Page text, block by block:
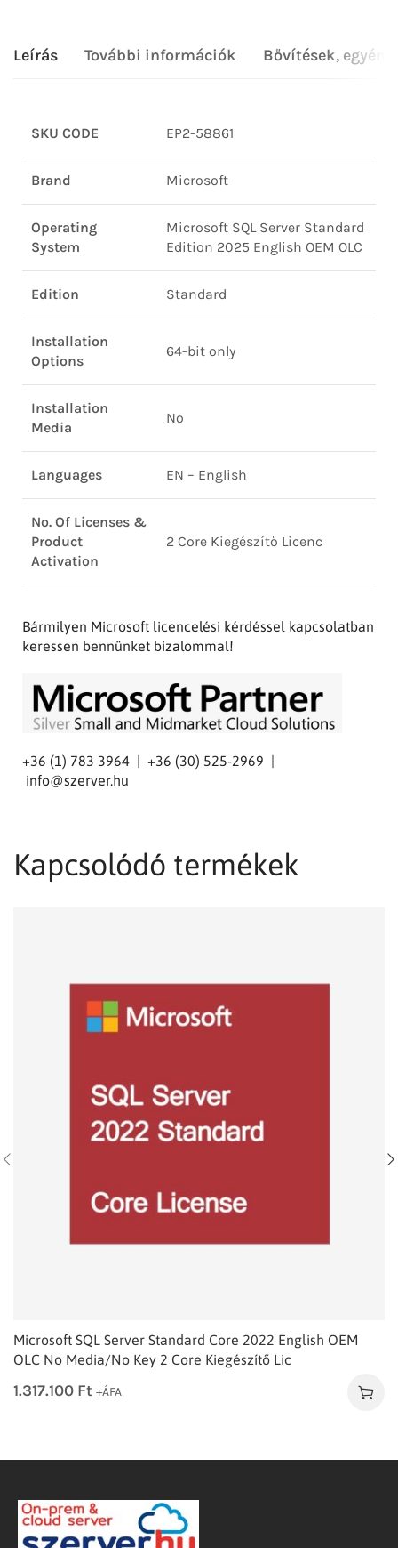
Leírás További információk Bővítések,
SKU CODE EP2-58861
Brand Microsoft
Operating
System
Microsoft SQL Server Standard
Edition 2025 English OEM OLC
Edition Standard
Installation
Options
64-bit only
Installation
Media
No
Languages EN – English
No. Of Licenses &
Product
Activation
2 Core Kiegészítő Licenc
Bármilyen Microsoft licencelési kérdéssel kapcsolatban
keressen bennünket bizalommal!
+36 (1) 783 3964 | +36 (30) 525-2969 |
info@szerver.hu
Kapcsolódó termékek
Microsoft SQL Server Standard Core 2022 English OEM
OLC No Media/No Key 2 Core Kiegészítő Lic
1.317.100 Ft +ÁFA